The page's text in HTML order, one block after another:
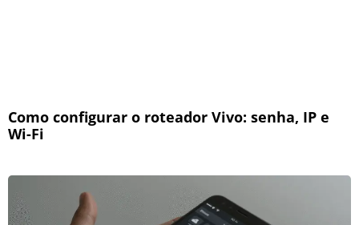
Como configurar o roteador Vivo: senha, IP e
Wi-Fi